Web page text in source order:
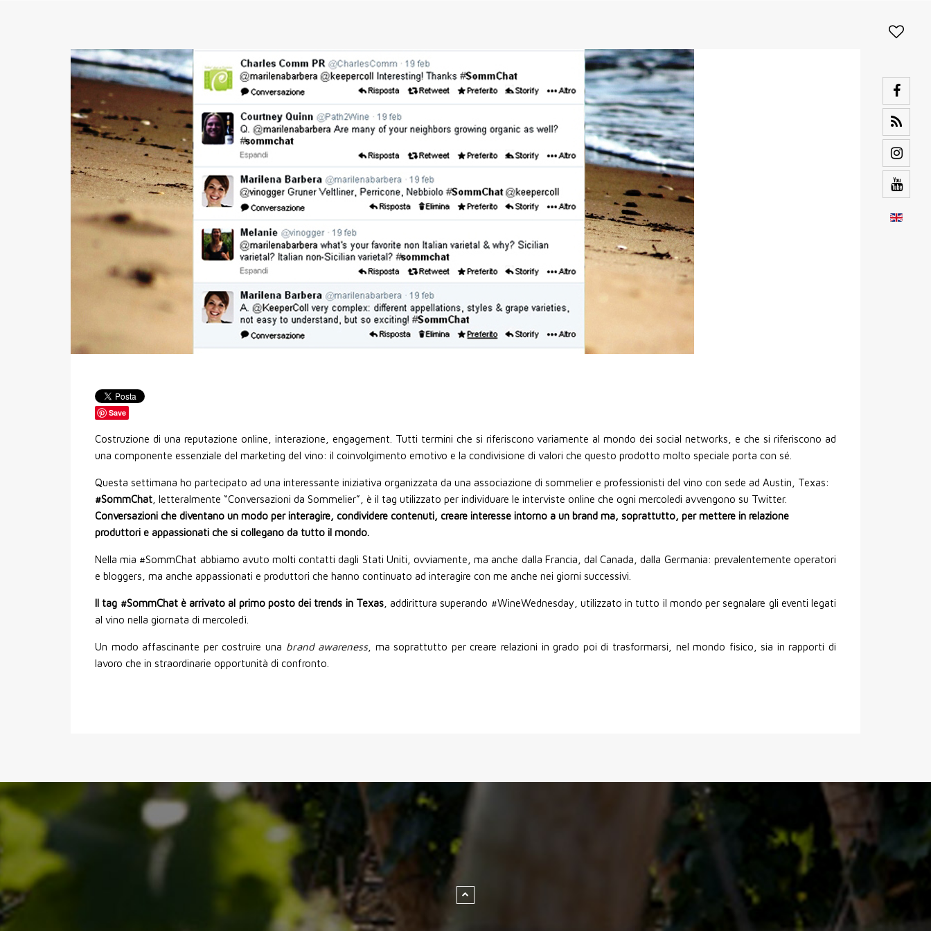
Save
Costruzione di una reputazione online, interazione, engagement. Tutti termini che si riferiscono variamente al mondo dei social networks, e che si riferiscono ad
una componente essenziale del marketing del vino: il coinvolgimento emotivo e la condivisione di valori che questo prodotto molto speciale porta con sé.
Questa settimana ho partecipato ad una interessante iniziativa organizzata da una associazione di sommelier e professionisti del vino con sede ad Austin, Texas:
#SommChat , letteralmente “Conversazioni da Sommelier”, è il tag utilizzato per individuare le interviste online che ogni mercoledi avvengono su Twitter.
Conversazioni che diventano un modo per interagire, condividere contenuti, creare interesse intorno a un brand ma, soprattutto, per mettere in relazione
produttori e appassionati che si collegano da tutto il mondo.
Nella mia #SommChat abbiamo avuto molti contatti dagli Stati Uniti, ovviamente, ma anche dalla Francia, dal Canada, dalla Germania: prevalentemente operatori
e bloggers, ma anche appassionati e produttori che hanno continuato ad interagire con me anche nei giorni successivi.
Il tag #SommChat è arrivato al primo posto dei trends in Texas, addirittura superando #WineWednesday, utilizzato in tutto il mondo per segnalare gli eventi legati
al vino nella giornata di mercoledì.
Un modo affascinante per costruire una brand awareness, ma soprattutto per creare relazioni in grado poi di trasformarsi, nel mondo fisico, sia in rapporti di
lavoro che in straordinarie opportunità di confronto.